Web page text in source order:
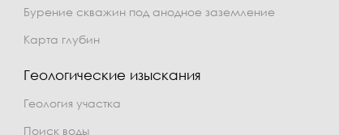
Бурение скважин под анодное заземление
Карта глубин
Геологические изыскания
Геология участка
Поиск воды